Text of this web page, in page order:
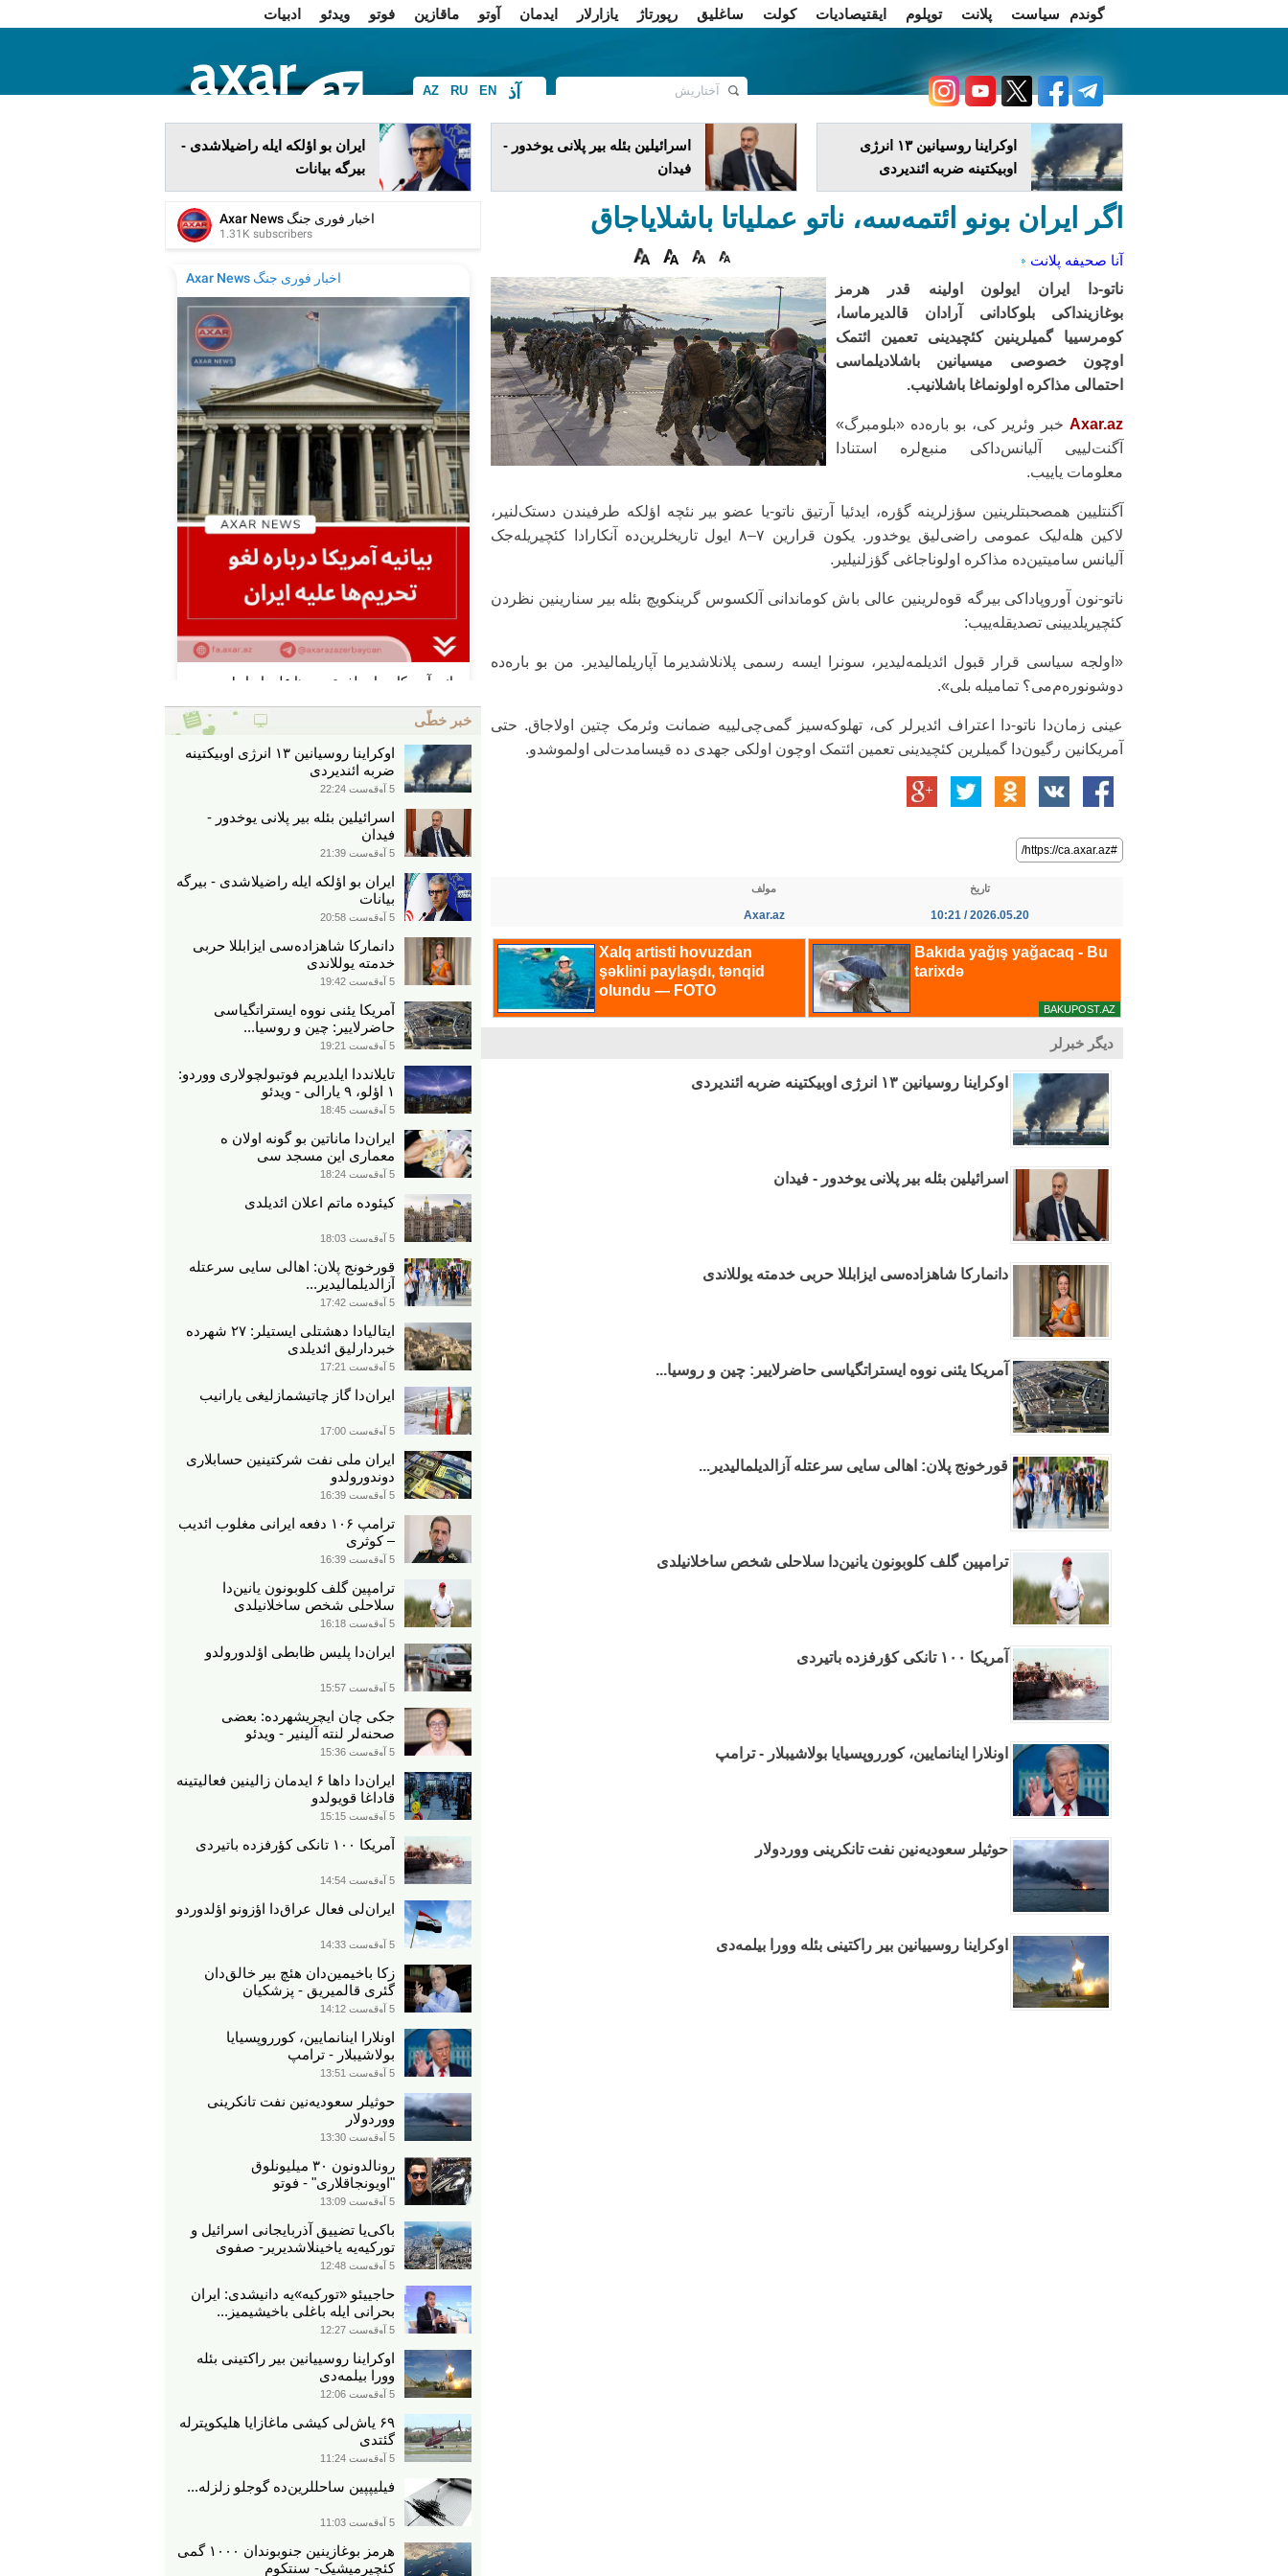
گوندم سیاست پلانت توپلوم ایقتیصادیات کولت ساغلیق رپورتاژ یازارلار ایدمان آوتو ماقازین فوتو ویدئو
ادبیات
AZ RU EN آذ
فا
اوکراینا روسیانین ۱۳ انرژی
اوبیکتینه ضربه ائندیردی
اسرائیلین بئله بیر پلانی یوخدور -
فیدان
ایران بو اؤلکه ایله راضیلاشدی -
بیرگه بیانات
اگر ایران بونو ائتمه‌سه، ناتو عملیاتا باشلایاجاق
آنا صحیفه پلانت
ناتو-دا ایران ایولون اولینه قدر هرمز
بوغازینداکی بلوکادانی آرادان قالدیرماسا،
کومرسییا گمیلرینین کئچیدینی تعمین ائتمک
اوچون خصوصی میسیانین باشلادیلماسی
احتمالی مذاکره اولونماغا باشلانیب.
Axar.az خبر وئریر کی، بو باره‌ده «بلومبرگ»
آگنت‌لییی آلیانس‌داکی منبع‌لره استنادا
معلومات یاییب.
آگنتلیین همصحبتلرینین سؤزلرینه گؤره، ایدئیا آرتیق ناتو-یا عضو بیر نئچه اؤلکه طرفیندن دستک‌لنیر،
لاکین هله‌لیک عمومی راضی‌لیق یوخدور. یکون قرارین ۷–۸ ایول تاریخلرین‌ده آنکارادا کئچیریله‌جک
آلیانس سامیتین‌ده مذاکره اولوناجاغی گؤزلنیلیر.
ناتو-نون آوروپاداکی بیرگه قوه‌لرینین عالی باش کوماندانی آلکسوس گرینکویچ بئله بیر سنارینین نظردن
کئچیریلدیینی تصدیقله‌ییب:
«اولجه سیاسی قرار قبول ائدیلمه‌لیدیر، سونرا ایسه رسمی پلانلاشدیرما آپاریلمالیدیر. من بو باره‌ده
دوشونوره‌م‌می؟ تمامیله بلی».
عینی زمان‌دا ناتو-دا اعتراف ائدیرلر کی، تهلوکه‌سیز گمی‌چی‌لییه ضمانت وئرمک چتین اولاجاق. حتی
آمریکانین رگیون‌دا گمیلرین کئچیدینی تعمین ائتمک اوچون اولکی جهدی ده قیسامدت‌لی اولموشدو.
#https://ca.axar.az/
تاریخ
2026.05.20 / 10:21
مولف
Axar.az
دیگر خبرلر
اوکراینا روسیانین ۱۳ انرژی اوبیکتینه ضربه ائندیردی
اسرائیلین بئله بیر پلانی یوخدور - فیدان
دانمارکا شاهزاده‌سی ایزابللا حربی خدمته یوللاندی
آمریکا یئنی نووه ایستراتگیاسی حاضرلاییر: چین و روسیا...
قورخونج پلان: اهالی سایی سرعتله آزالدیلمالیدیر...
ترامپین گلف کلوبونون یانین‌دا سلاحلی شخص ساخلانیلدی
آمریکا ۱۰۰ تانکی کؤرفزده باتیردی
اونلارا اینانمایین، کورروپسیایا بولاشیبلار - ترامپ
حوثیلر سعودیه‌نین نفت تانکرینی ووردولار
اوکراینا روسییانین بیر راکتینی بئله وورا بیلمه‌دی
خبر خطّی
اوکراینا روسیانین ۱۳ انرژی اوبیکتینه
ضربه ائندیردی
5 آوقوست 22:24
اسرائیلین بئله بیر پلانی یوخدور -
فیدان
5 آوقوست 21:39
ایران بو اؤلکه ایله راضیلاشدی - بیرگه
بیانات
5 آوقوست 20:58
دانمارکا شاهزاده‌سی ایزابللا حربی
خدمته یوللاندی
5 آوقوست 19:42
آمریکا یئنی نووه ایستراتگیاسی
حاضرلاییر: چین و روسیا...
5 آوقوست 19:21
تایلانددا ایلدیریم فوتبولچولاری ووردو:
۱ اؤلو، ۹ یارالی - ویدئو
5 آوقوست 18:45
ایران‌دا ماناتین بو گونه اولان ه
معماری این مسجد سی
5 آوقوست 18:24
کیئوده ماتم اعلان ائدیلدی
5 آوقوست 18:03
قورخونج پلان: اهالی سایی سرعتله
آزالدیلمالیدیر...
5 آوقوست 17:42
ایتالیادا دهشتلی ایستیلر: ۲۷ شهرده
خبردارلیق ائدیلدی
5 آوقوست 17:21
ایران‌دا گاز چاتیشمازلیغی یارانیب
5 آوقوست 17:00
ایران ملی نفت شرکتینین حسابلاری
دوندورولدو
5 آوقوست 16:39
ترامپ ۱۰۶ دفعه ایرانی مغلوب ائدیب
– کوثری
5 آوقوست 16:39
ترامپین گلف کلوبونون یانین‌دا
سلاحلی شخص ساخلانیلدی
5 آوقوست 16:18
ایران‌دا پلیس ظابطی اؤلدورولدو
5 آوقوست 15:57
جکی چان ایچریشهرده: بعضی
صحنه‌لر لنته آلینیر - ویدئو
5 آوقوست 15:36
ایران‌دا داها ۶ ایدمان زالینین فعالیتینه
قاداغا قویولدو
5 آوقوست 15:15
آمریکا ۱۰۰ تانکی کؤرفزده باتیردی
5 آوقوست 14:54
ایران‌لی فعال عراق‌دا اؤزونو اؤلدوردو
5 آوقوست 14:33
زکا باخیمین‌دان هئچ بیر خالق‌دان
گئری قالمیریق - پزشکیان
5 آوقوست 14:12
اونلارا اینانمایین، کورروپسیایا
بولاشیبلار - ترامپ
5 آوقوست 13:51
حوثیلر سعودیه‌نین نفت تانکرینی
ووردولار
5 آوقوست 13:30
رونالدونون ۳۰ میلیونلوق
"اویونجاقلاری" - فوتو
5 آوقوست 13:09
باکی‌یا تضییق آذربایجانی اسرائیل و
تورکیه‌یه یاخینلاشدیریر- صفوی
5 آوقوست 12:48
حاجییئو «تورکیه»یه دانیشدی: ایران
بحرانی ایله باغلی باخیشیمیز...
5 آوقوست 12:27
اوکراینا روسییانین بیر راکتینی بئله
وورا بیلمه‌دی
5 آوقوست 12:06
۶۹ یاش‌لی کیشی ماغازایا هلیکوپترله
گئتدی
5 آوقوست 11:24
فیلیپپین ساحللرین‌ده گوجلو زلزله...
5 آوقوست 11:03
هرمز بوغازینین جنوبوندان ۱۰۰۰ گمی
کئچیرمیشیک- سنتکوم